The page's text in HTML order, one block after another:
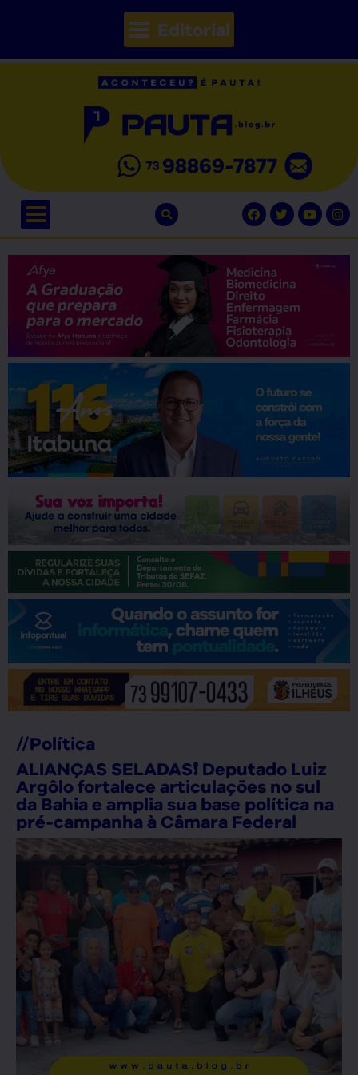
Editorial
//Política
ALIANÇAS SELADAS❗ Deputado Luiz
Argôlo fortalece articulações no sul
da Bahia e amplia sua base política na
pré-campanha à Câmara Federal